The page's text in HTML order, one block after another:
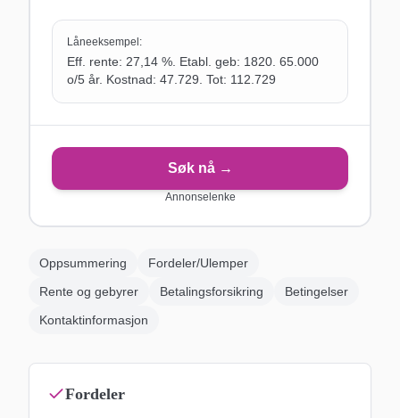
Låneeksempel:
Eff. rente: 27,14 %. Etabl. geb: 1820. 65.000
o/5 år. Kostnad: 47.729. Tot: 112.729
Søk nå →
Annonselenke
Oppsummering
Fordeler/Ulemper
Rente og gebyrer
Betalingsforsikring
Betingelser
Kontaktinformasjon
Fordeler